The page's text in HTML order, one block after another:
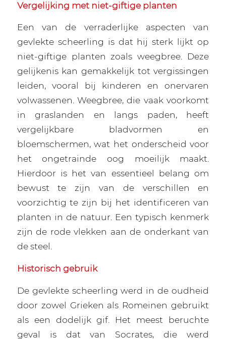
Vergelijking met niet-giftige planten
Een van de verraderlijke aspecten van
gevlekte scheerling is dat hij sterk lijkt op
niet-giftige planten zoals weegbree. Deze
gelijkenis kan gemakkelijk tot vergissingen
leiden, vooral bij kinderen en onervaren
volwassenen. Weegbree, die vaak voorkomt
in graslanden en langs paden, heeft
vergelijkbare bladvormen en
bloemschermen, wat het onderscheid voor
het ongetrainde oog moeilijk maakt.
Hierdoor is het van essentieel belang om
bewust te zijn van de verschillen en
voorzichtig te zijn bij het identificeren van
planten in de natuur. Een typisch kenmerk
zijn de rode vlekken aan de onderkant van
de steel.
Historisch gebruik
De gevlekte scheerling werd in de oudheid
door zowel Grieken als Romeinen gebruikt
als een dodelijk gif. Het meest beruchte
geval is dat van Socrates, die werd